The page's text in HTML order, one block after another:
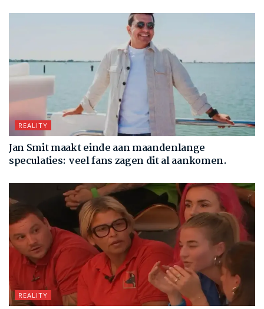
REALITY
Jan Smit maakt einde aan maandenlange
speculaties: veel fans zagen dit al aankomen.
REALITY